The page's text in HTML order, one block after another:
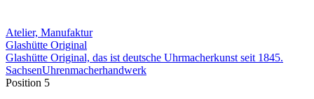
Atelier, Manufaktur
Glashütte Original
Glashütte Original, das ist deutsche Uhrmacherkunst seit 1845.
SachsenUhrenmacherhandwerk
Position 5